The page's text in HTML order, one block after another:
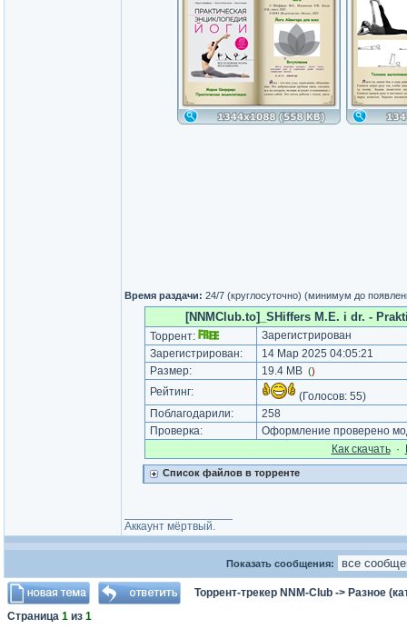
Время раздачи: 24/7 (круглосуточно) (минимум до
[NNMClub.to]_SHiffers M.E. i dr. -
Торрент:
Зарегистрирован
Зарегистрирован:
14 Мар 2025 04:05:21
Размер:
19.4 MB ()
Рейтинг: (Голосов: 55)
Поблагодарили:
258
Проверка:
Оформление проверено
Как cкачать·
Список файлов в торренте
Аккаунт мёртвый.
Показать сообщения:
Торрент-трекер NNM-Club -> Разное
Страница 1 из 1